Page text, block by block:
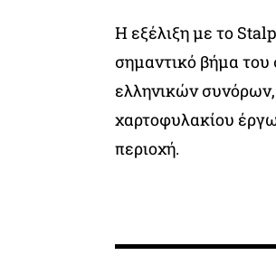
Η εξέλιξη με το
σημαντικό βήμα
ελληνικών
χαρτοφυλακίου
περιοχή.